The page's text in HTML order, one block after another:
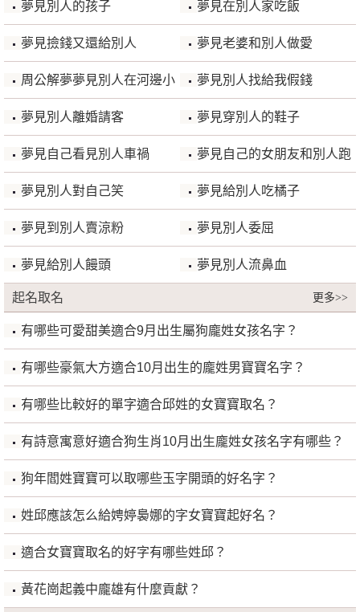
夢見別人的孩子 夢見在別人家吃飯
夢見撿錢又還給別人 夢見老婆和別人做愛
周公解夢夢見別人在河邊小
便
夢見別人找給我假錢
夢見別人離婚請客 夢見穿別人的鞋子
夢見自己看見別人車禍 夢見自己的女朋友和別人跑
了
夢見別人對自己笑 夢見給別人吃橘子
夢見到別人賣涼粉 夢見別人委屈
夢見給別人饅頭 夢見別人流鼻血
更多>>
起名取名
有哪些可愛甜美適合9月出生屬狗龐姓女孩名字？
有哪些豪氣大方適合10月出生的龐姓男寶寶名字？
有哪些比較好的單字適合邱姓的女寶寶取名？
有詩意寓意好適合狗生肖10月出生龐姓女孩名字有哪些？
狗年閻姓寶寶可以取哪些玉字開頭的好名字？
姓邱應該怎么給娉婷裊娜的字女寶寶起好名？
適合女寶寶取名的好字有哪些姓邱？
黃花崗起義中龐雄有什麼貢獻？